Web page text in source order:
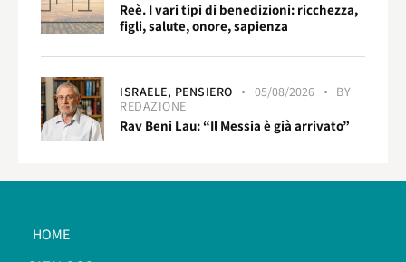
Reè. I vari tipi di benedizioni: ricchezza,
figli, salute, onore, sapienza
ISRAELE, PENSIERO 05/08/2026
BY
REDAZIONE
Rav Beni Lau: “Il Messia è già arrivato”
HOME